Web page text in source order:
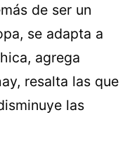
de ser un
se adapta a
agrega
resalta las que
las